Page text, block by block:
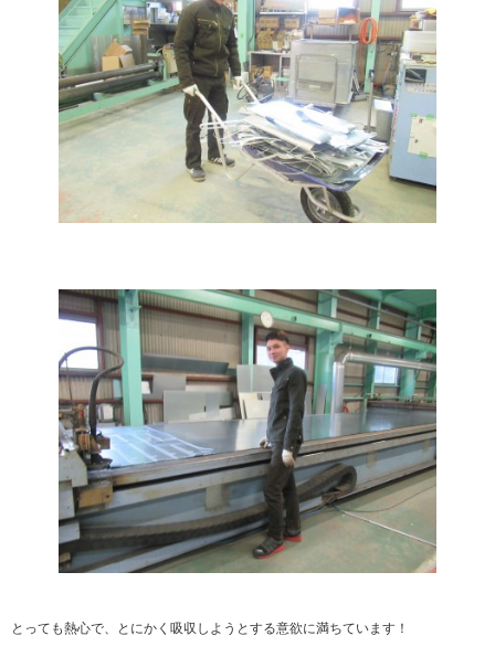
とっても熱心で、とにかく吸収しようとする意欲に満ちています！